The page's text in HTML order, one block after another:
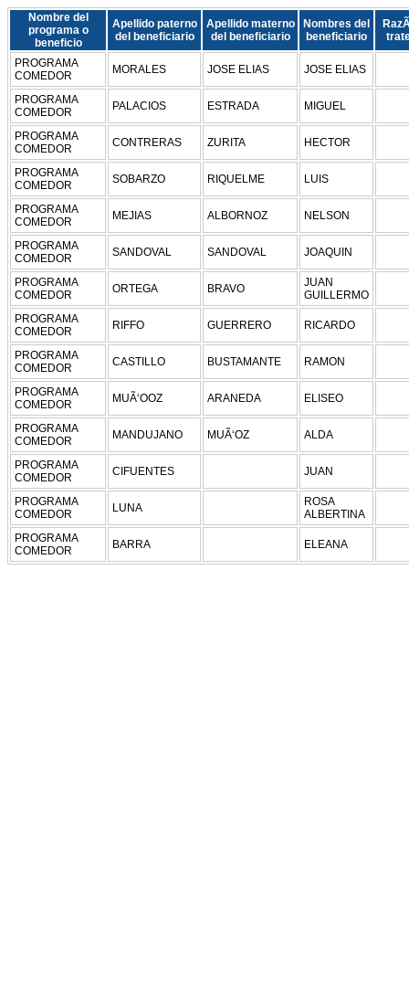
Nombre del
programa o
beneficio
Apellido paterno
del beneficiario
Apellido materno
del beneficiario
Nombres del
beneficiario
PROGRAMA
COMEDOR
MORALES JOSE ELIAS JOSE ELIAS
PROGRAMA
COMEDOR
PALACIOS ESTRADA MIGUEL
PROGRAMA
COMEDOR
CONTRERAS ZURITA HECTOR
PROGRAMA
COMEDOR
SOBARZO RIQUELME LUIS
PROGRAMA
COMEDOR
MEJIAS ALBORNOZ NELSON
PROGRAMA
COMEDOR
SANDOVAL SANDOVAL JOAQUIN
PROGRAMA
COMEDOR
ORTEGA BRAVO
JUAN
GUILLERMO
PROGRAMA
COMEDOR
RIFFO GUERRERO RICARDO
PROGRAMA
COMEDOR
CASTILLO BUSTAMANTE RAMON
PROGRAMA
COMEDOR
MUÃ‘OOZ ARANEDA ELISEO
PROGRAMA
COMEDOR
MANDUJANO MUÃ‘OZ ALDA
PROGRAMA
COMEDOR
CIFUENTES JUAN
PROGRAMA
COMEDOR
LUNA
ROSA
ALBERTINA
PROGRAMA
COMEDOR
BARRA ELEANA